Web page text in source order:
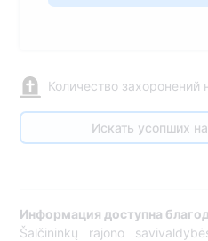
Количество захоронений
Искать усопших
Информация доступна
Šalčininkų rajono